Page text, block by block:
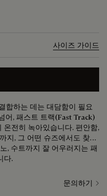
사이즈 가이드
합하는 데는 대담함이 필요
어, 패스트 트랙(Fast Track)
전히 녹아있습니다. 편안함,
지, 그 어떤 슈즈에서도 찾아
, 수트까지 잘 어우러지는 패
다.
문의하기